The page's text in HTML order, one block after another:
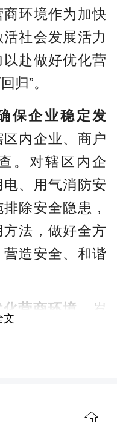
环境作为加快
社会发展活力
赴做好优化营
归”。
保企业稳定发
内企业、商户
。对辖区内企
、用气消防安
除安全隐患，
法，做好全方
造安全、和谐
营商环境。
岁
节点，严格要
文